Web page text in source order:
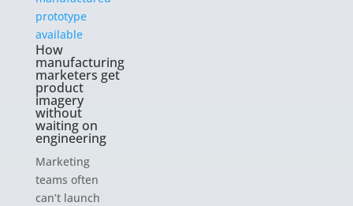
How
manufacturing
marketers get
product
imagery
without
waiting on
engineering
Marketing
teams often
can’t launch